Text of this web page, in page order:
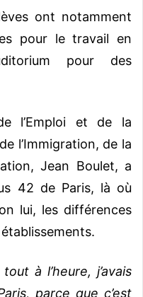
ont notamment
pour le travail en
pour des
l’Emploi et de la
l’Immigration, de la
Jean Boulet, a
42 de Paris, là où
lui, les différences
à l’heure, j’avais
parce que c’est